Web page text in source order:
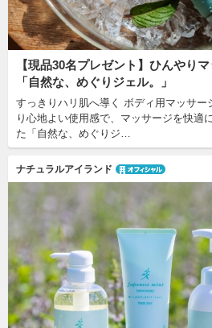
【現品30名プレゼント】ひんやり
「自然な、めぐりジェル。」
すっきりハリ肌へ導く ボディ用マッサ
り心地よい使用感で、マッサージを快適
た「自然な、めぐりジ…
ナチュラルアイランド